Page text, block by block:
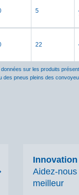
5
22
sur les produits
pneus pleins des
Innovation
Aidez-
meilleur